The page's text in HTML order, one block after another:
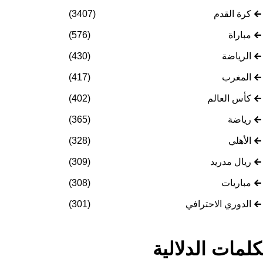
كرة القدم (3407)
مباراة (576)
الرياضة (430)
المغرب (417)
كأس العالم (402)
رياضة (365)
الأهلي (328)
ريال مدريد (309)
مباريات (308)
الدوري الاحترافي (301)
الدلالية